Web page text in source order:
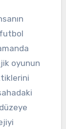
futbol
oyunun